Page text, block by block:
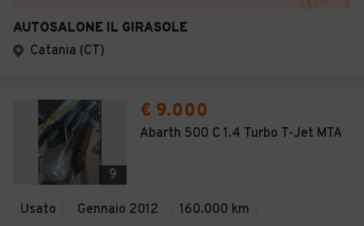
AUTOSALONE IL GIRASOLE
Catania (CT)
9
€ 9.000
Abarth 500 C 1.4 Turbo T-Jet MTA
Usato Gennaio 2012
160.000 km